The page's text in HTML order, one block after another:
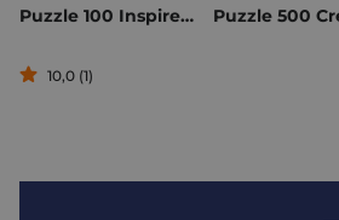
Puzzle 100 Inspired By Dino World wzór 1 Rodzina Treflików 16578
10,0 (1)